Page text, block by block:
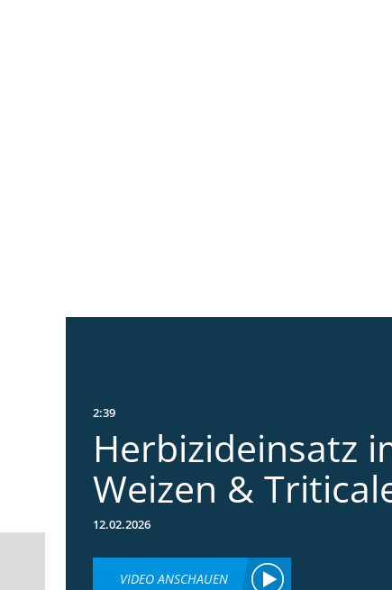
2:39
Herbizideinsatz
Weizen &
12.02.2026
VIDEO ANSCHAUEN